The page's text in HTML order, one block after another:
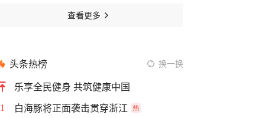
查看更多
头条热榜 换一换
乐享全民健身 共筑健康中国
1 白海豚将正面袭击贯穿浙江